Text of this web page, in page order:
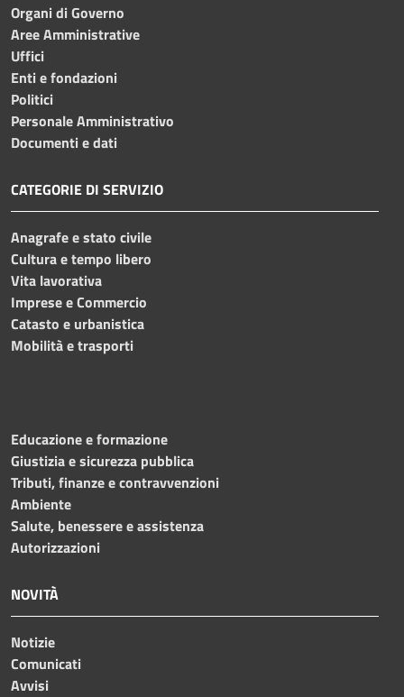
Organi di Governo
Aree Amministrative
Uffici
Enti e fondazioni
Politici
Personale Amministrativo
Documenti e dati
CATEGORIE DI SERVIZIO
Anagrafe e stato civile
Cultura e tempo libero
Vita lavorativa
Imprese e Commercio
Catasto e urbanistica
Mobilità e trasporti
Educazione e formazione
Giustizia e sicurezza pubblica
Tributi, finanze e contravvenzioni
Ambiente
Salute, benessere e assistenza
Autorizzazioni
NOVITÀ
Notizie
Comunicati
Avvisi